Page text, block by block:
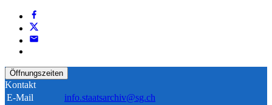
Öffnungszeiten
Kontakt
E-Mail
info.staatsarchiv@sg.ch